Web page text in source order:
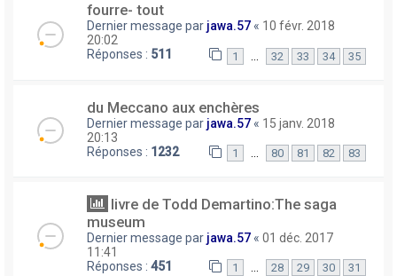
fourre- tout
Dernier message par jawa.57 « 10 févr. 2018
20:02
Réponses : 511 1 32 33 34 35
du Meccano aux enchères
Dernier message par jawa.57 « 15 janv. 2018
20:13
Réponses : 1232 1 80 81 82 83
livre de Todd Demartino:The saga
museum
Dernier message par jawa.57 « 01 déc. 2017
11:41
Réponses : 451 1 28 29 30 31